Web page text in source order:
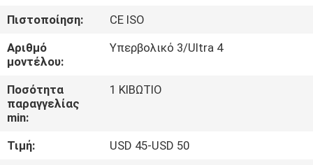
ΕΠΙΣΚΈΨΕΙΣ
ΣΤΟ
ΕΡΓΟΣΤΆΣΙΟ
ΈΛΕΓΧΟΣ
ΠΟΙΌΤΗΤΑΣ
Πιστοποίηση:
CE ISO
Αριθμό
μοντέλου:
Υπερβολικό 3/Ultra 4
Ποσότητα
παραγγελίας
min:
1 ΚΙΒΩΤΙΟ
Τιμή:
USD 45-USD 50